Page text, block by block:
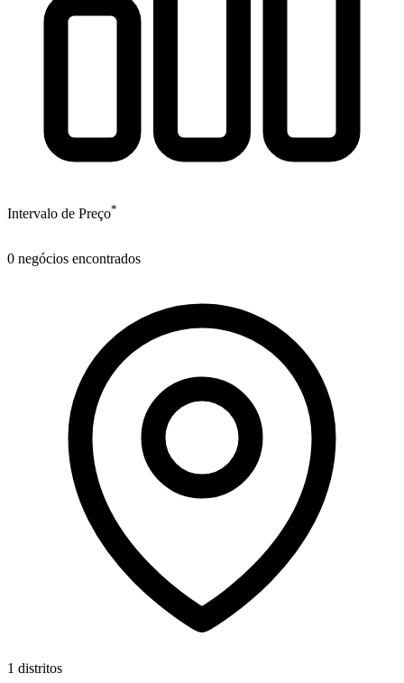
Intervalo de Preço*
0 negócios encontrados
1 distritos